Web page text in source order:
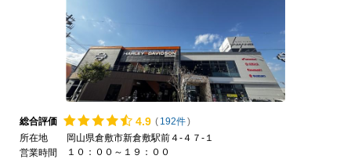
総合評価 4.9 ( 192件)
所在地
岡山県倉敷市新倉敷駅前４-４７-１
営業時間
１０：００～１９：００